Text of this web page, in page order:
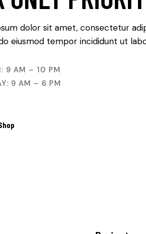
dolor sit amet, consectetur
eiusmod tempor incididunt ut
9 AM – 10 PM
9 AM – 6 PM